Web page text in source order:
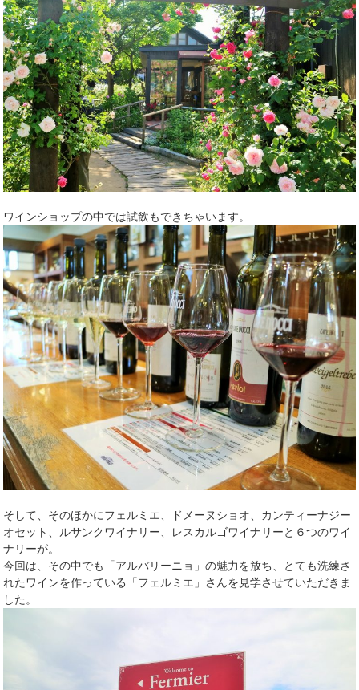
ワインショップの中では試飲もできちゃいます。
そして、そのほかにフェルミエ、ドメーヌショオ、カンティーナジー
オセット、ルサンクワイナリー、レスカルゴワイナリーと６つのワイ
ナリーが。
今回は、その中でも「アルバリーニョ」の魅力を放ち、とても洗練さ
れたワインを作っている「フェルミエ」さんを見学させていただきま
した。